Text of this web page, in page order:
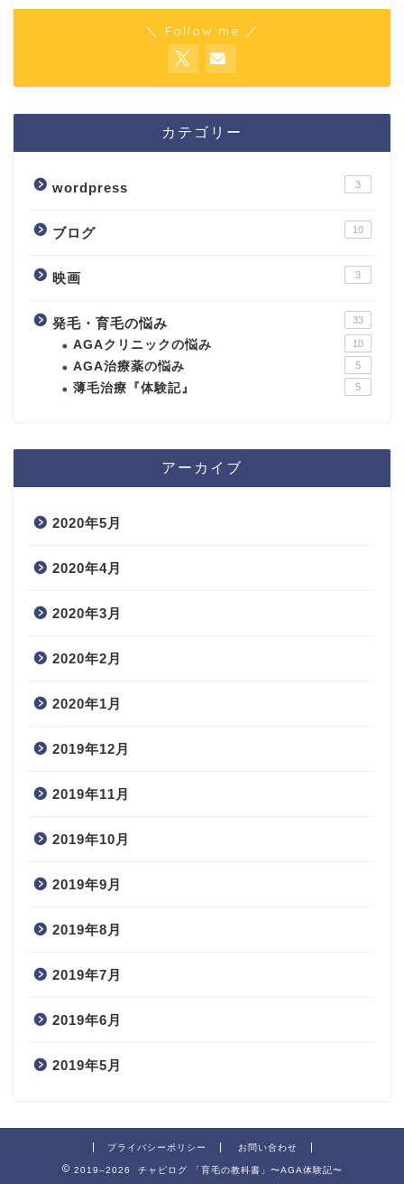
＼ Follow me ／
カテゴリー
wordpress 3
ブログ 10
映画 3
発毛・育毛の悩み 33
AGAクリニックの悩み 10
AGA治療薬の悩み 5
薄毛治療『体験記』 5
アーカイブ
2020年5月
2020年4月
2020年3月
2020年2月
2020年1月
2019年12月
2019年11月
2019年10月
2019年9月
2019年8月
2019年7月
2019年6月
2019年5月
プライバシーポリシー お問い合わせ
2019–2026 チャピログ 「育毛の教科書」〜AGA体験記〜